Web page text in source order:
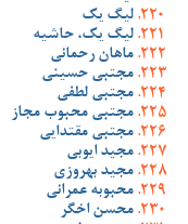
لیگ یک
لیگ یک، حاشیه
ماهان رحمانی
مجتبی حسینی
مجتبی لطفی
مجتبی محبوب مجاز
مجتبی مقتدایی
مجید ایوبی
مجید بهروزی
محبوبه عمرانی
محسن اخگر